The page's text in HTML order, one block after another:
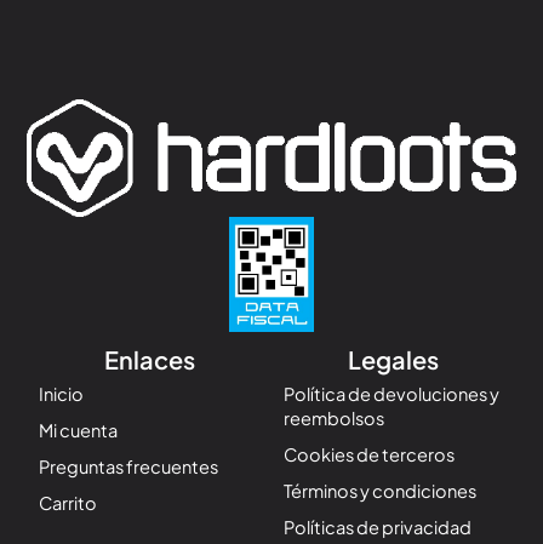
Enlaces
Inicio
Mi cuenta
Preguntas frecuentes
Carrito
Legales
Política de devoluciones y
reembolsos
Cookies de terceros
Términos y condiciones
Políticas de privacidad